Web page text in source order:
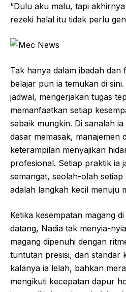
“Dulu aku malu, tapi
rezeki halal itu tidak perlu
Tak hanya dalam ibadah dan
belajar pun ia temukan di
jadwal, mengerjakan tugas
memanfaatkan setiap
sebaik mungkin. Di sanalah
dasar memasak, manajemen
keterampilan menyajikan
profesional. Setiap praktik ia
semangat, seolah-olah
adalah langkah kecil menuju
Ketika kesempatan magang
datang, Nadia tak menyia-
magang dipenuhi dengan
tuntutan presisi, dan standar
kalanya ia lelah, bahkan
mengikuti kecepatan dapur